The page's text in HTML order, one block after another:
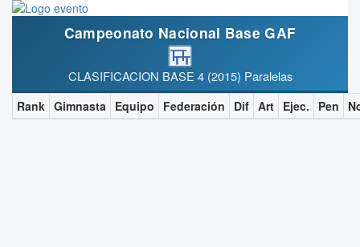
Campeonato Nacional Base GAF
CLASIFICACION BASE 4 (2015) Paralelas
Rank Gimnasta Equipo Federación Dif Art Ejec. Pen